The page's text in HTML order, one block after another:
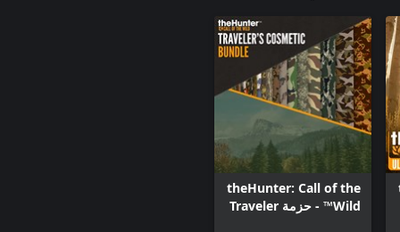
theHunter: Call of the
Wild™ - حزمة Traveler